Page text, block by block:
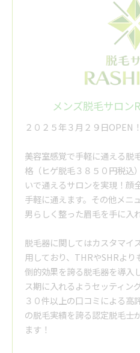
メンズ脱毛サロン
２０２５年３月２９日OPEN
美容室感覚で手軽に通える脱
格（ヒゲ脱毛３８５０円税込
いで通えるサロンを実現！顔
手軽に通えます。その他メニ
男らしく整った眉毛を手に入
脱毛器に関してはカスタマイ
用しており、THRやSHRよ
倒的効果を誇る脱毛器を導入
ス期に入れるようセッティン
３０件以上の口コミによる高
の脱毛実績を誇る認定脱毛士
ます！